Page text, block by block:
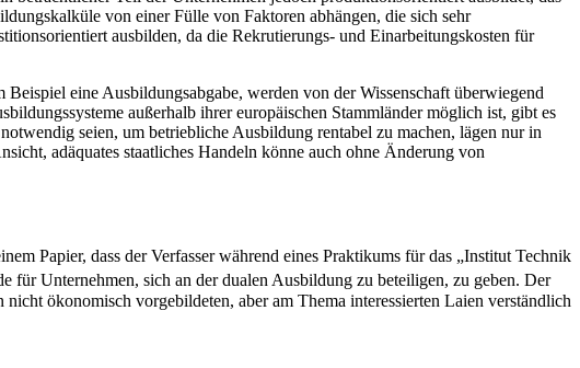
von einer Fülle von Faktoren abhängen, die sich sehr
ausbilden, da die Rekrutierungs- und Einarbeitungskosten für
eine Ausbildungsabgabe, werden von der Wissenschaft überwiegend
außerhalb ihrer europäischen Stammländer möglich ist, gibt es
seien, um betriebliche Ausbildung rentabel zu machen, lägen nur in
adäquates staatliches Handeln könne auch ohne Änderung von
Papier, dass der Verfasser während eines Praktikums für das „Institut Technik
für Unternehmen, sich an der dualen Ausbildung zu beteiligen, zu geben. Der
ökonomisch vorgebildeten, aber am Thema interessierten Laien verständlich